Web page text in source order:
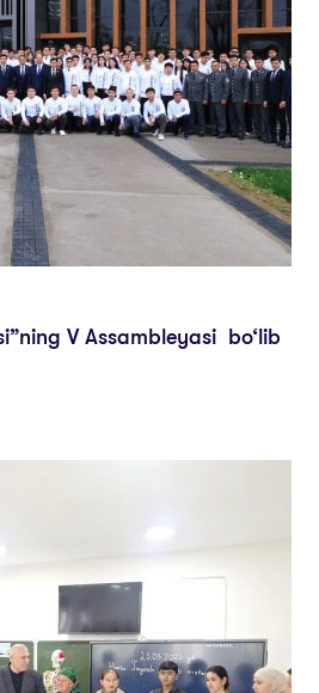
V Assambleyasi bo‘lib